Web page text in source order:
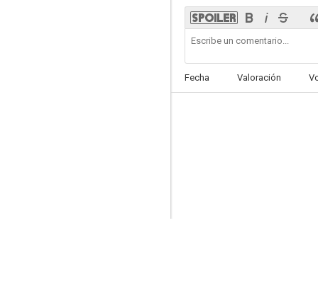
Fecha Valoración